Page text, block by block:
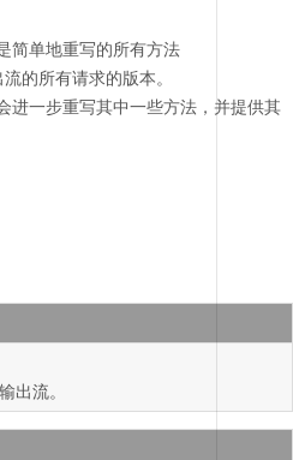
简单地重写的所有方法
的所有请求的版本。
进一步重写其中一些方法，并提供其
出流。